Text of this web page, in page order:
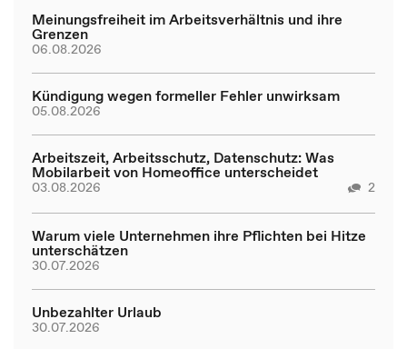
Meinungsfreiheit im Arbeitsverhältnis und ihre
Grenzen
06.08.2026
Kündigung wegen formeller Fehler unwirksam
05.08.2026
Arbeitszeit, Arbeitsschutz, Datenschutz: Was
Mobilarbeit von Homeoffice unterscheidet
03.08.2026 2
Warum viele Unternehmen ihre Pflichten bei Hitze
unterschätzen
30.07.2026
Unbezahlter Urlaub
30.07.2026